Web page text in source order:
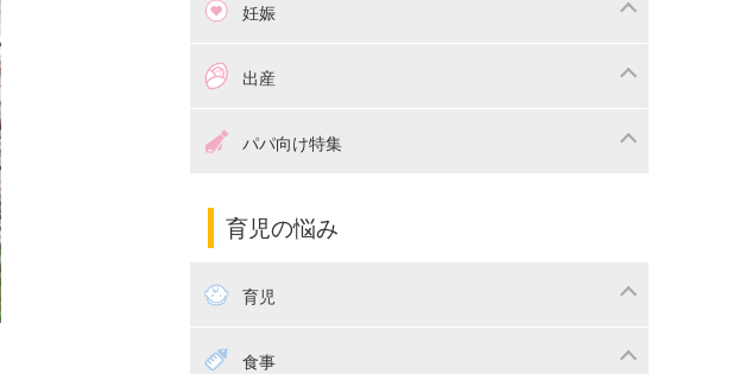
妊娠
つわり
妊娠中の食事
出産
出産準備パパ向け特集
パパ向け特集
育児の悩み
育児
赤ちゃんのお世話
食事